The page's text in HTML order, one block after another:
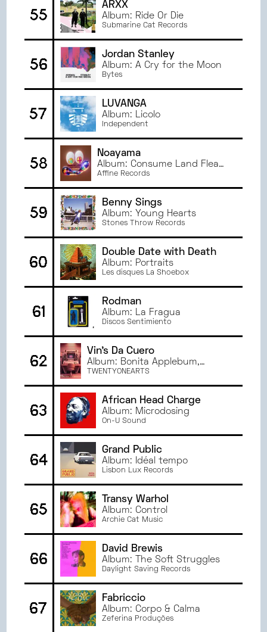
55
ARXX
Album: Ride Or Die
Submarine Cat Records
56
Jordan Stanley
Album: A Cry for the Moon
Bytes
57
LUVANGA
Album: Licolo
Independent
58
Noayama
Album: Consume Land Flea
Market
Affine Records
59
Benny Sings
Album: Young Hearts
Stones Throw Records
60
Double Date with Death
Album: Portraits
Les disques La Shoebox
61
Rodman
Album: La Fragua
Discos Sentimiento
62
Vin's Da Cuero
Album: Bonita Applebum,
Runnin' & The World Is Yours
TWENTYONEARTS
63
African Head Charge
Album: Microdosing
On-U Sound
64
Grand Public
Album: Idéal tempo
Lisbon Lux Records
65
Transy Warhol
Album: Control
Archie Cat Music
66
David Brewis
Album: The Soft Struggles
Daylight Saving Records
67
Fabriccio
Album: Corpo & Calma
Zeferina Produções